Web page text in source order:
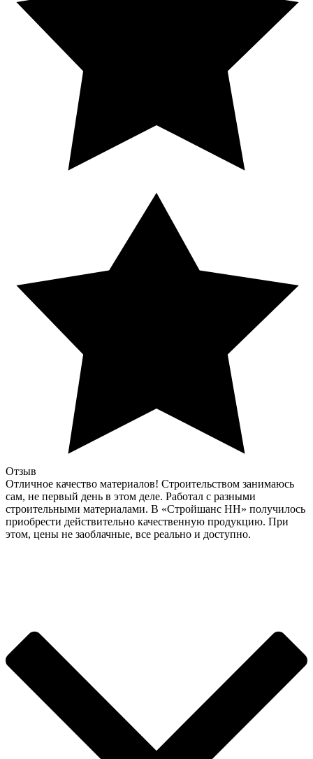
Отзыв
Отличное качество материалов! Строительством занимаюсь
сам, не первый день в этом деле. Работал с разными
строительными материалами. В «Стройшанс НН» получилось
приобрести действительно качественную продукцию. При
этом, цены не заоблачные, все реально и доступно.